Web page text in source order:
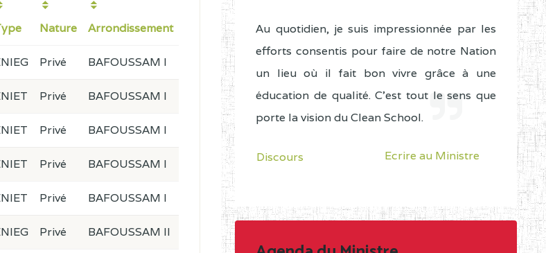
Nature Arrondissement
Privé BAFOUSSAM I
Privé BAFOUSSAM I
Privé BAFOUSSAM I
Privé BAFOUSSAM I
Privé BAFOUSSAM I
Privé BAFOUSSAM II
Au quotidien, je suis impressionnée par les
efforts consentis pour faire de notre Nation
un lieu où il fait bon vivre grâce à une
éducation de qualité. C'est tout le sens que
porte la vision du Clean School.
Discours Ecrire au Ministre